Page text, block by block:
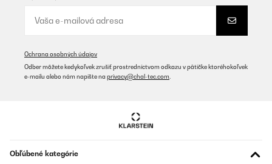
Ochrana osobných údajov
Odber môžete kedykoľvek zrušiť prostredníctvom odkazu v pätičke ktoréhokoľvek
e-mailu alebo nám napíšte na privacy@chal-tec.com
Obľúbené kategórie